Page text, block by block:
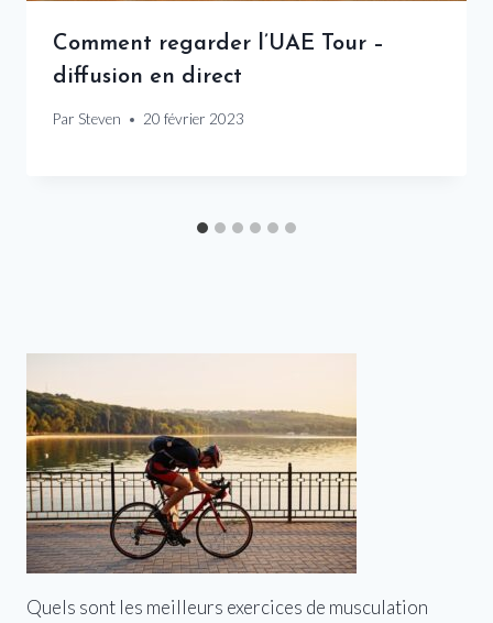
Comment regarder l’UAE Tour –
diffusion en direct
Par Steven 20 février 2023
Quels sont les meilleurs exercices de musculation